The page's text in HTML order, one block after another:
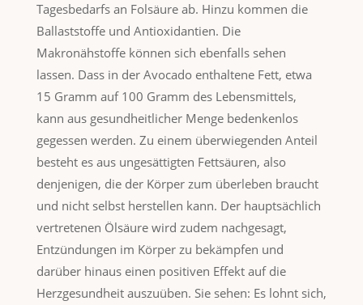
Tagesbedarfs an Folsäure ab. Hinzu kommen die
Ballaststoffe und Antioxidantien. Die
Makronähstoffe können sich ebenfalls sehen
lassen. Dass in der Avocado enthaltene Fett, etwa
15 Gramm auf 100 Gramm des Lebensmittels,
kann aus gesundheitlicher Menge bedenkenlos
gegessen werden. Zu einem überwiegenden Anteil
besteht es aus ungesättigten Fettsäuren, also
denjenigen, die der Körper zum überleben braucht
und nicht selbst herstellen kann. Der hauptsächlich
vertretenen Ölsäure wird zudem nachgesagt,
Entzündungen im Körper zu bekämpfen und
darüber hinaus einen positiven Effekt auf die
Herzgesundheit auszuüben. Sie sehen: Es lohnt sich,